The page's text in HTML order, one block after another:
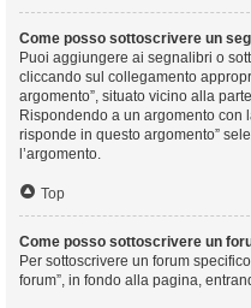
Come posso sottoscrivere un
Puoi aggiungere ai segnalibri o
cliccando sul collegamento
argomento”, situato vicino alla
Rispondendo a un argomento con
risponde in questo argomento”
l’argomento.
Top
Come posso sottoscrivere un
Per sottoscrivere un forum
forum”, in fondo alla pagina,